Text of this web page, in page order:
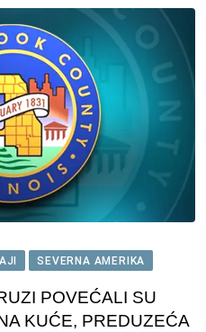
SEVERNA AMERIKA
POVEĆALI SU
KUĆE, PREDUZEĆA